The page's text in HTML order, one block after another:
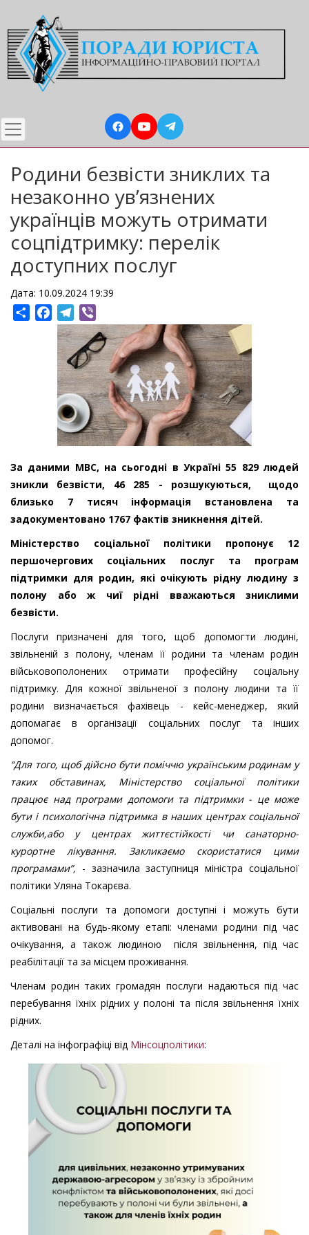
до
основного
вмісту
Родини безвісти зниклих та
незаконно ув’язнених
українців можуть отримати
соцпідтримку: перелік
доступних послуг
Дата: 10.09.2024 19:39
ShareFacebookTelegram
За даними МВС, на сьогодні в Україні 55 829 людей
зникли безвісти, 46 285 - розшукуються, щодо
близько 7 тисяч інформація встановлена та
задокументовано 1767 фактів зникнення дітей.
Міністерство соціальної політики пропонує 12
першочергових соціальних послуг та програм
підтримки для родин, які очікують рідну людину з
полону або ж чиї рідні вважаються зниклими
безвісти.
Послуги призначені для того, щоб допомогти людині,
звільненій з полону, членам її родини та членам родин
військовополонених отримати професійну соціальну
підтримку. Для кожної звільненої з полону людини та її
родини визначається фахівець - кейс-менеджер, який
допомагає в організації соціальних послуг та інших
допомог.
“Для того, щоб дійсно бути поміччю українським родинам у
таких обставинах, Міністерство соціальної політики
працює над програми допомоги та підтримки - це може
бути і психологічна підтримка в наших центрах соціальної
служби,або у центрах життєстійкості чи санаторно-
курортне лікування. Закликаємо скористатися цими
програмами”, - зазначила заступниця міністра соціальної
політики Уляна Токарєва.
Соціальні послуги та допомоги доступні і можуть бути
активовані на будь-якому етапі: членами родини під час
очікування, а також людиною після звільнення, під час
реабілітації та за місцем проживання.
Членам родин таких громадян послуги надаються під час
перебування їхніх рідних у полоні та після звільнення їхніх
рідних.
Деталі на інфографіці від Мінсоцполітики: